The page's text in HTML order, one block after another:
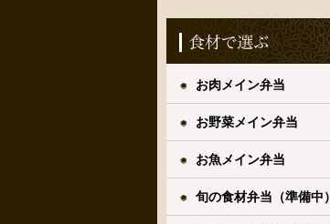
お肉メイン弁当
お野菜メイン弁当
お魚メイン弁当
旬の食材弁当（準備中）